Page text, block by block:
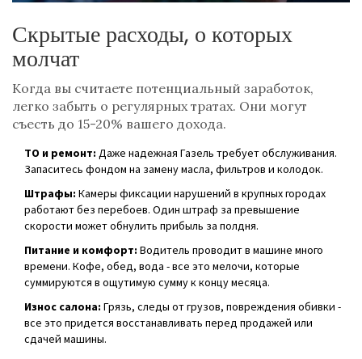
Скрытые расходы, о которых
молчат
Когда вы считаете потенциальный заработок,
легко забыть о регулярных тратах. Они могут
съесть до 15-20% вашего дохода.
ТО и ремонт: Даже надежная Газель требует обслуживания.
Запаситесь фондом на замену масла, фильтров и колодок.
Штрафы: Камеры фиксации нарушений в крупных городах
работают без перебоев. Один штраф за превышение
скорости может обнулить прибыль за полдня.
Питание и комфорт: Водитель проводит в машине много
времени. Кофе, обед, вода - все это мелочи, которые
суммируются в ощутимую сумму к концу месяца.
Износ салона: Грязь, следы от грузов, повреждения обивки -
все это придется восстанавливать перед продажей или
сдачей машины.